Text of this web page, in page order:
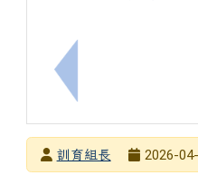
上一筆：轉知「
發布者訓育組長
2026-